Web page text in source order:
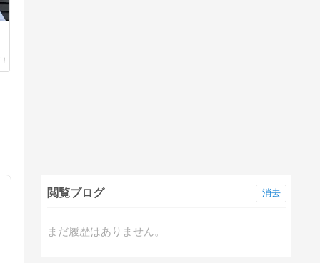
閲覧ブログ
まだ履歴はありません。
消去